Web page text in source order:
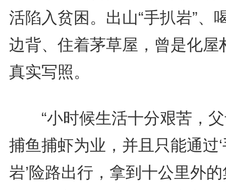
活陷入贫困。出山“手扒岩”、
边背、住着茅草屋，曾是化屋
真实写照。
“小时候生活十分艰苦，父
捕鱼捕虾为业，并且只能通过
岩’险路出行，拿到十公里外